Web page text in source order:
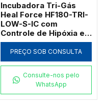
Incubadora Tri-Gás
Heal Force HF180-TRI-
LOW-S-IC com
Controle de Hipóxia e
Umidade
PREÇO SOB CONSULTA
Consulte-nos pelo
WhatsApp